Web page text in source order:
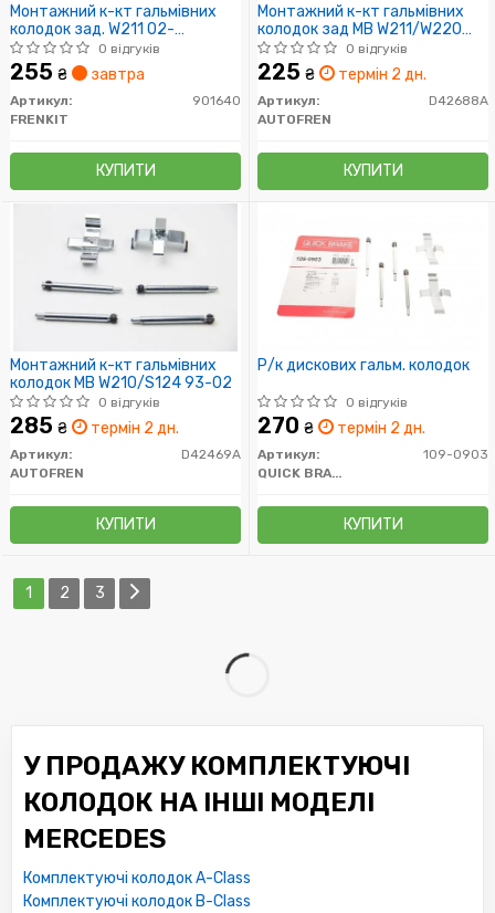
Монтажний к-кт гальмівних
колодок зад. W211 02-
09/Grand Chrerokee 4 10-(ATE)
0 відгуків
255 ₴ завтра
Артикул:
901640
FRENKIT
КУПИТИ
Монтажний к-кт гальмівних
колодок зад MB W211/W220
02-08
0 відгуків
225 ₴ термін 2 дн.
Артикул:
D42688A
AUTOFREN
КУПИТИ
Монтажний к-кт гальмівних
колодок MB W210/S124 93-02
0 відгуків
285 ₴ термін 2 дн.
Артикул:
D42469A
AUTOFREN
КУПИТИ
Р/к дискових гальм. колодок
0 відгуків
270 ₴ термін 2 дн.
Артикул:
109-0903
QUICK BRAKE
КУПИТИ
1 2 3
У ПРОДАЖУ КОМПЛЕКТУЮЧІ
КОЛОДОК НА ІНШІ МОДЕЛІ
MERCEDES
Комплектуючі колодок A-Class
Комплектуючі колодок B-Class